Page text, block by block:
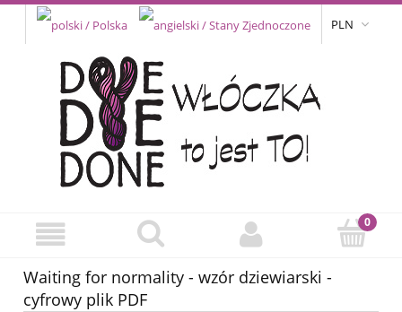
PLN
Waiting for normality - wzór dziewiarski -
cyfrowy plik PDF